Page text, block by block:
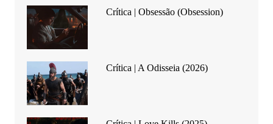
Crítica | Obsessão (Obsession)
Crítica | A Odisseia (2026)